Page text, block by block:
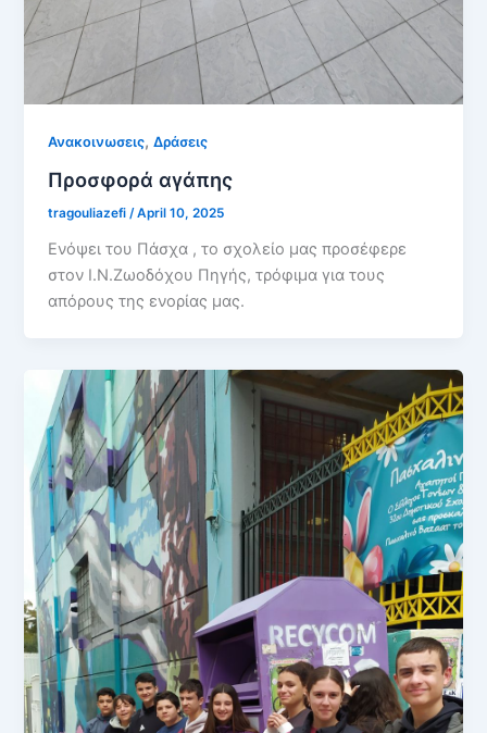
Ανακοινωσεις,Δράσεις
Προσφορά αγάπης
tragouliazefi/April 10, 2025
Ενόψει του Πάσχα , το σχολείο μας προσέφερε
στον Ι.Ν.Ζωοδόχου Πηγής, τρόφιμα για τους
απόρους της ενορίας μας.